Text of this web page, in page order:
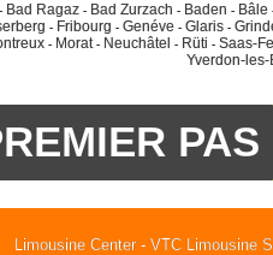
- Bad Ragaz - Bad Zurzach - Baden - Bâle
- Fribourg - Genéve- Glaris-
- Morat- Neuchâtel - Rüti - Saas-
Yverdon-les-
PAS
Limousine Center - VTC Limousine